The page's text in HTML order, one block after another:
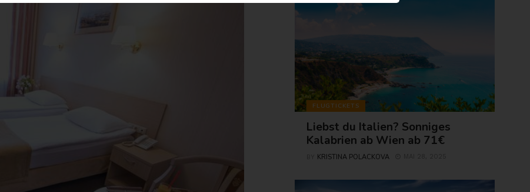
FLUGTICKETS
Liebst du Italien? Sonniges
Kalabrien ab Wien ab 71€
KRISTINA POLACKOVA